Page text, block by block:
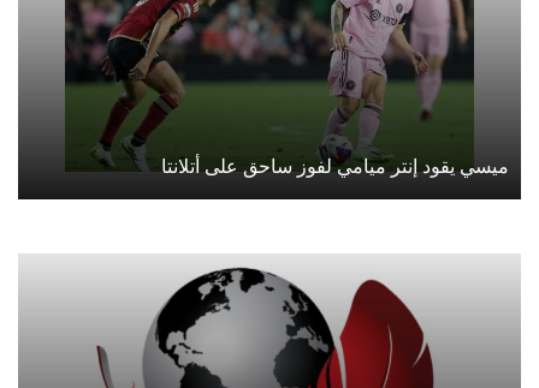
ميسي يقود إنتر ميامي لفوز ساحق على أتلانتا